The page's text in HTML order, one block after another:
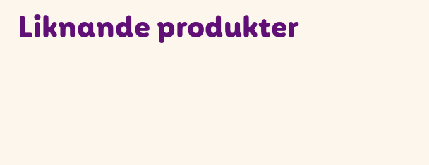
Liknande produkter